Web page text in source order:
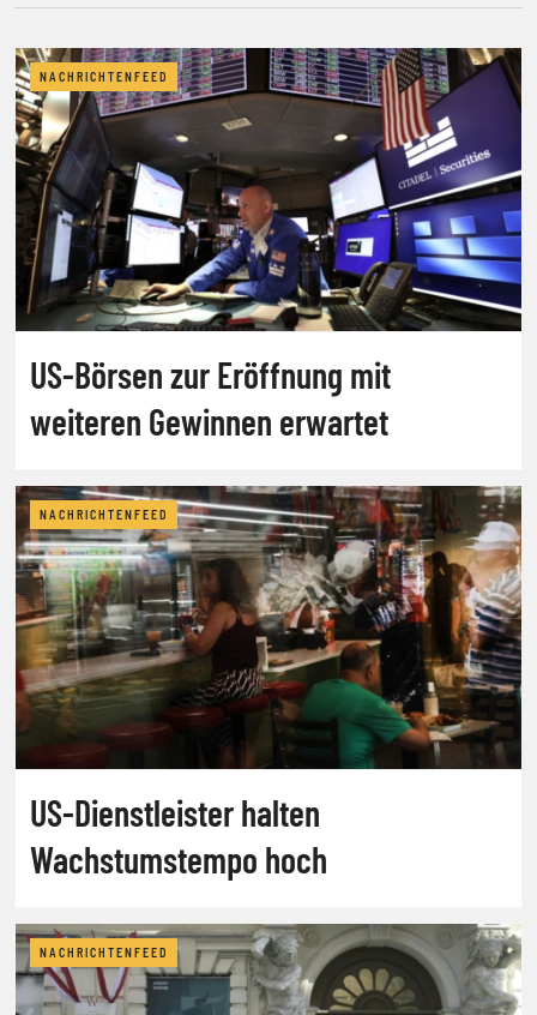
NACHRICHTENFEED
US-Börsen zur Eröffnung mit
weiteren Gewinnen erwartet
NACHRICHTENFEED
US-Dienstleister halten
Wachstumstempo hoch
NACHRICHTENFEED